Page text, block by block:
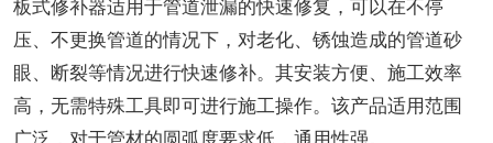
压、不更换管道的情况下，对老化、锈蚀造成的管道砂
眼、断裂等情况进行快速修补。其安装方便、施工效率
高，无需特殊工具即可进行施工操作。该产品适用范围
广泛，对于管材的圆弧度要求低，通用性强。